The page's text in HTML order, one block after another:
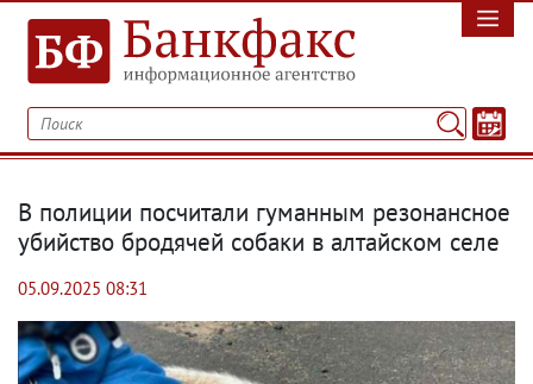
В полиции посчитали гуманным резонансное
убийство бродячей собаки в алтайском селе
05.09.2025 08:31